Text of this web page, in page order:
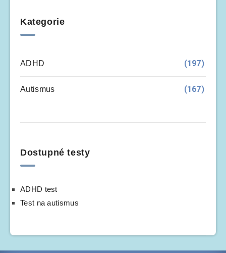
Kategorie
ADHD (197)
Autismus (167)
Dostupné testy
ADHD test
Test na autismus